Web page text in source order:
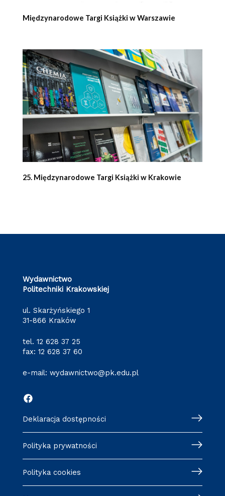
Międzynarodowe Targi Książki w Warszawie
25. Międzynarodowe Targi Książki w Krakowie
Wydawnictwo
Politechniki Krakowskiej
ul. Skarżyńskiego 1
31-866 Kraków
tel. 12 628 37 25
fax: 12 628 37 60
e-mail: wydawnictwo@pk.edu.pl
Deklaracja dostępności
Polityka prywatności
Polityka cookies